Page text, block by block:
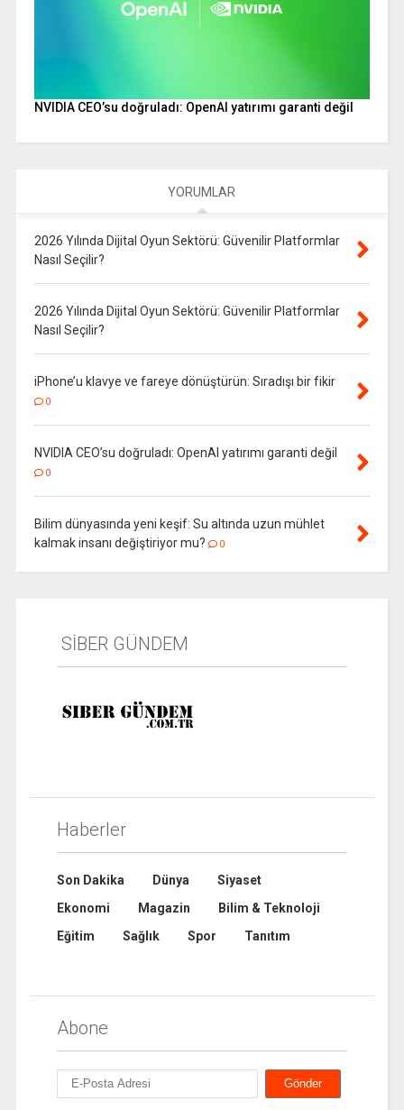
NVIDIA CEO’su doğruladı: OpenAI yatırımı garanti değil
YORUMLAR
2026 Yılında Dijital Oyun Sektörü: Güvenilir Platformlar
Nasıl Seçilir?
2026 Yılında Dijital Oyun Sektörü: Güvenilir Platformlar
Nasıl Seçilir?
iPhone’u klavye ve fareye dönüştürün: Sıradışı bir fikir
0
NVIDIA CEO’su doğruladı: OpenAI yatırımı garanti değil
0
Bilim dünyasında yeni keşif: Su altında uzun mühlet
kalmak insanı değiştiriyor mu?
0
SİBER GÜNDEM
Haberler
Son Dakika Dünya
Siyaset
Ekonomi
Magazin
Bilim & Teknoloji
Eğitim
Sağlık Spor Tanıtım
Abone